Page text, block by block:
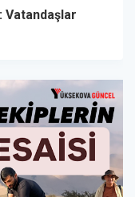
Vatandaşlar